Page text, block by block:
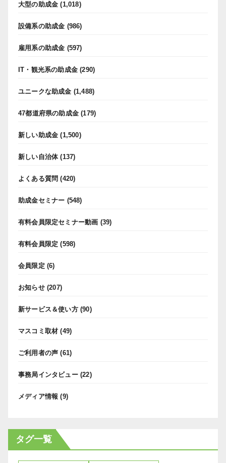
大型の助成金 (1,018)
設備系の助成金 (986)
雇用系の助成金 (597)
IT・観光系の助成金 (290)
ユニークな助成金 (1,488)
47都道府県の助成金 (179)
新しい助成金 (1,500)
新しい自治体(137)
よくある質問 (420)
助成金セミナー (548)
有料会員限定セミナー動画 (39)
有料会員限定 (598)
会員限定 (6)
お知らせ(207)
新サービス＆使い方(90)
マスコミ取材 (49)
ご利用者の声 (61)
事務局インタビュー(22)
メディア情報 (9)
タグ一覧